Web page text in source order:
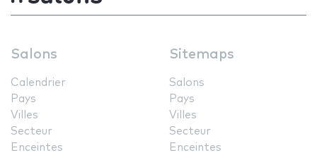
Salons
Calendrier
Pays
Villes
Secteur
Enceintes
Sitemaps
Salons
Pays
Villes
Secteur
Enceintes